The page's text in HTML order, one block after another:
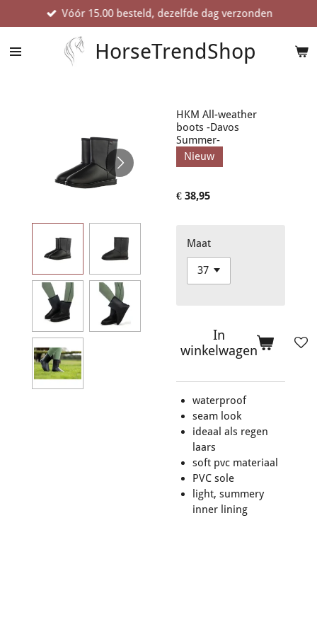
direct
naar
HorseTrendShop
Vóór 15.00 besteld, dezelfde dag verzonden
HKM All-weather
boots -Davos
Summer-
Nieuw
€ 38,95
Maat
In
winkelwagen
waterproof
seam look
ideaal als regen
laars
soft pvc materiaal
PVC sole
light, summery
inner lining